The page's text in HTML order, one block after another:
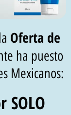
Oferta de
ha puesto
Mexicanos:
SOLO